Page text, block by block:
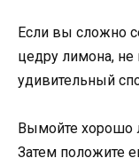
Если вы сложно
цедру лимона,
удивительный
Вымойте хорошо
Затем положите